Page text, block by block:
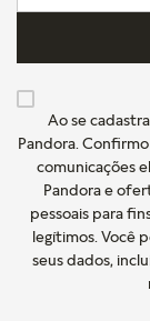
Ao se
Pandora.
comunicações
Pandora e
pessoais para
legítimos. Você
seus dados,